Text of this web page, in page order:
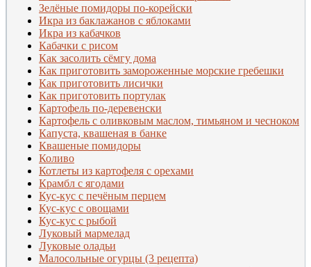
Зелёные помидоры по-корейски
Икра из баклажанов с яблоками
Икра из кабачков
Кабачки с рисом
Как засолить сёмгу дома
Как приготовить замороженные морские гребешки
Как приготовить лисички
Как приготовить портулак
Картофель по-деревенски
Картофель с оливковым маслом, тимьяном и чесноком
Капуста, квашеная в банке
Квашеные помидоры
Коливо
Котлеты из картофеля с орехами
Крамбл с ягодами
Кус-кус с печёным перцем
Кус-кус с овощами
Кус-кус с рыбой
Луковый мармелад
Луковые оладьи
Малосольные огурцы (3 рецепта)